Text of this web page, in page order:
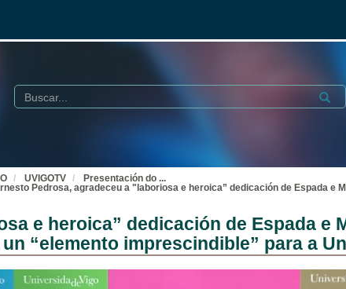
Buscar Submit
UVIGOTV Presentación do ...
Pedrosa, agradeceu a "laboriosa e heroica” dedicación de Espada e
e heroica” dedicación de Espada e
“elemento imprescindible” para a